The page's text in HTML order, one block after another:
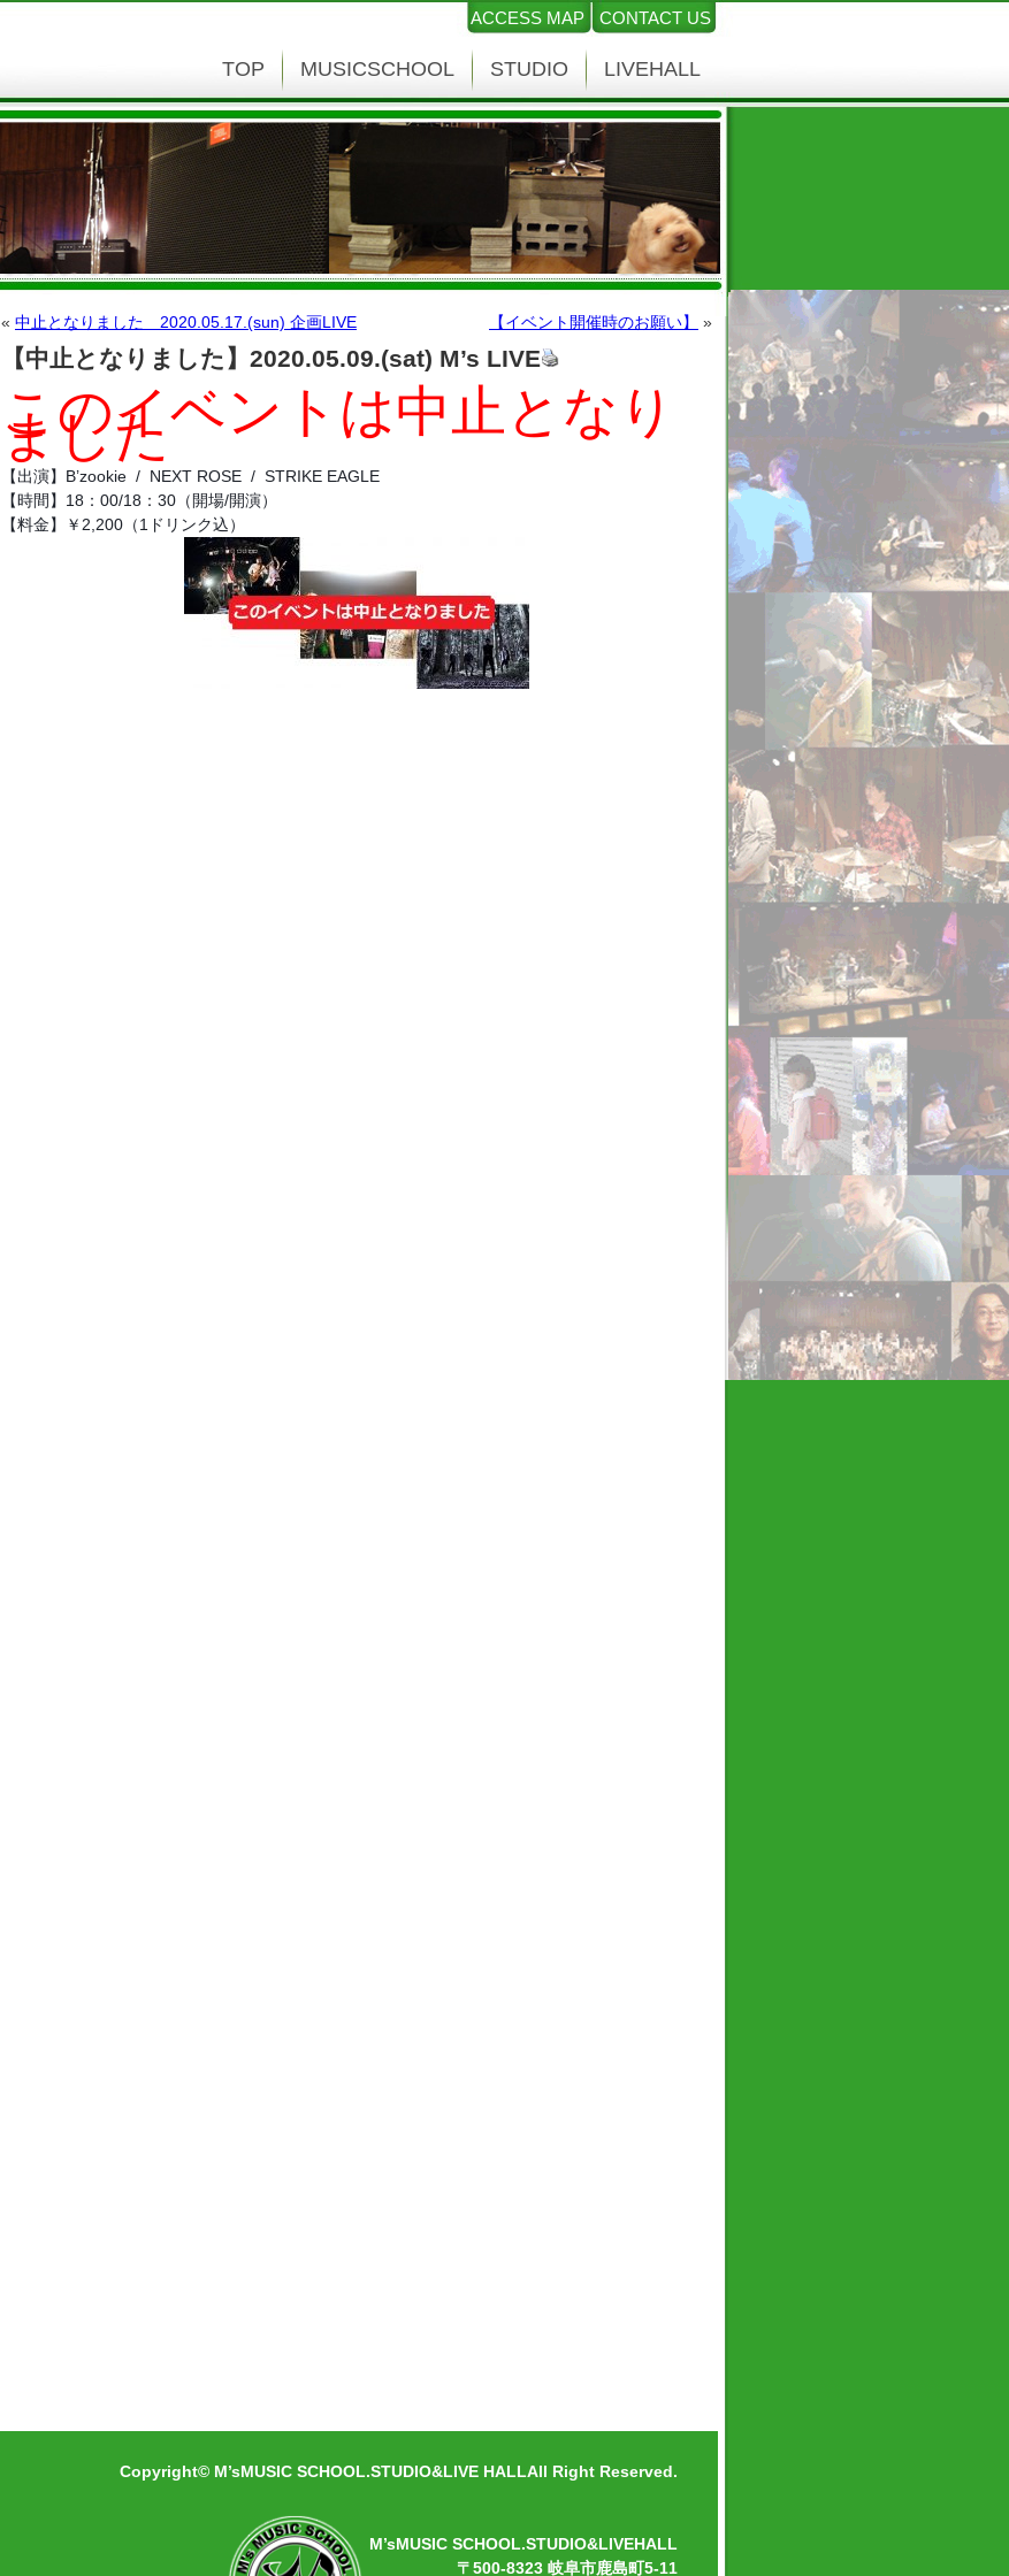
ACCESS MAP CONTACT US
TOP MUSICSCHOOL STUDIO LIVEHALL
« 中止となりました 2020.05.17.(sun) 企画LIVE 【イベント開催時のお願い】 »
【中止となりました】2020.05.09.(sat) M’s LIVE
このイベントは中止となり
ました
【出演】B’zookie  /  NEXT ROSE  /  STRIKE EAGLE
【時間】18：00/18：30（開場/開演）
【料金】￥2,200（1ドリンク込）
Copyright© M’sMUSIC SCHOOL.STUDIO&LIVE HALLAll Right Reserved.
M’sMUSIC SCHOOL.STUDIO&LIVEHALL
〒500-8323 岐阜市鹿島町5-11